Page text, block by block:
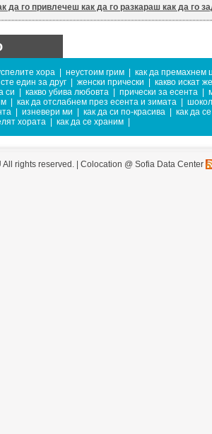
да го привлечеш как да го разкараш как да го
хора неустоим грим
как да премахнем
един за друг
женски прически
какво искат
си
какво убива любовта прически за есента
как да отслабнем през есента и зимата
изневери ми как да си по-красива
как да
хората
как да се храним
rights reserved. | Colocation @ Sofia Data Center